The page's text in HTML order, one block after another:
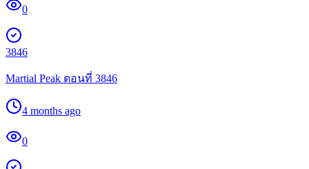
0
3846
Martial Peak ตอนที่ 3846
4 months ago
0